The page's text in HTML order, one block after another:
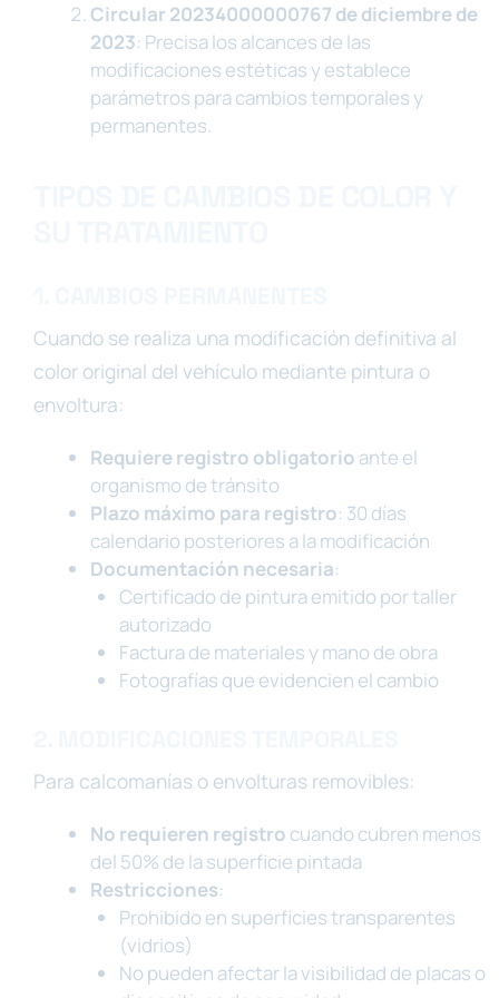
Circular 20234000000767 de diciembre de
2023: Precisa los alcances de las
modificaciones estéticas y establece
parámetros para cambios temporales y
permanentes.
Cuando se realiza una modificación definitiva al
color original del vehículo mediante pintura o
envoltura:
Requiere registro obligatorio ante el
organismo de tránsito
Plazo máximo para registro: 30 días
calendario posteriores a la modificación
Documentación necesaria:
Certificado de pintura emitido por taller
autorizado
Factura de materiales y mano de obra
Fotografías que evidencien el cambio
Para calcomanías o envolturas removibles:
No requieren registro cuando cubren menos
del 50% de la superficie pintada
Restricciones:
Prohibido en superficies transparentes
(vidrios)
No pueden afectar la visibilidad de placas o